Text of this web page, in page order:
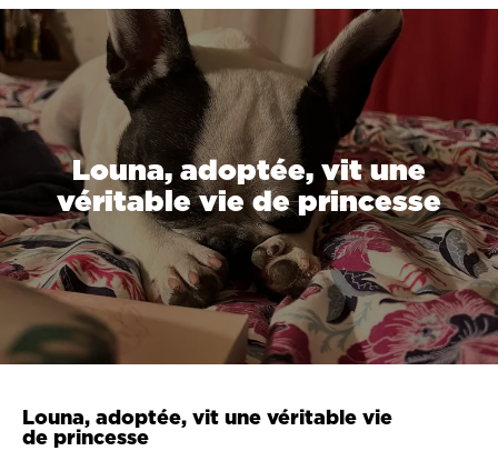
Louna, adoptée, vit une
véritable vie de princesse
Louna, adoptée, vit une véritable vie
de princesse